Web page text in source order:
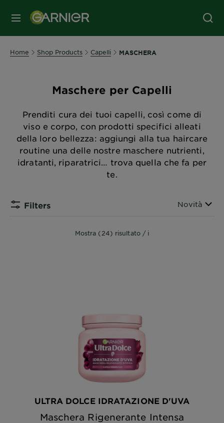
MENU
Home Shop Products Capelli MASCHERA
Maschere per Capelli
Prenditi cura dei tuoi capelli, così come di
viso e corpo, con prodotti specifici alleati
della loro bellezza: aggiungi alla tua haircare
routine una delle nostre maschere nutrienti,
idratanti, riparatrici… trova quella che fa per
te.
Filters Ordina per
Novità
Mostra (24) risultato / i
ULTRA DOLCE IDRATAZIONE D'UVA
Maschera Rigenerante Intensa